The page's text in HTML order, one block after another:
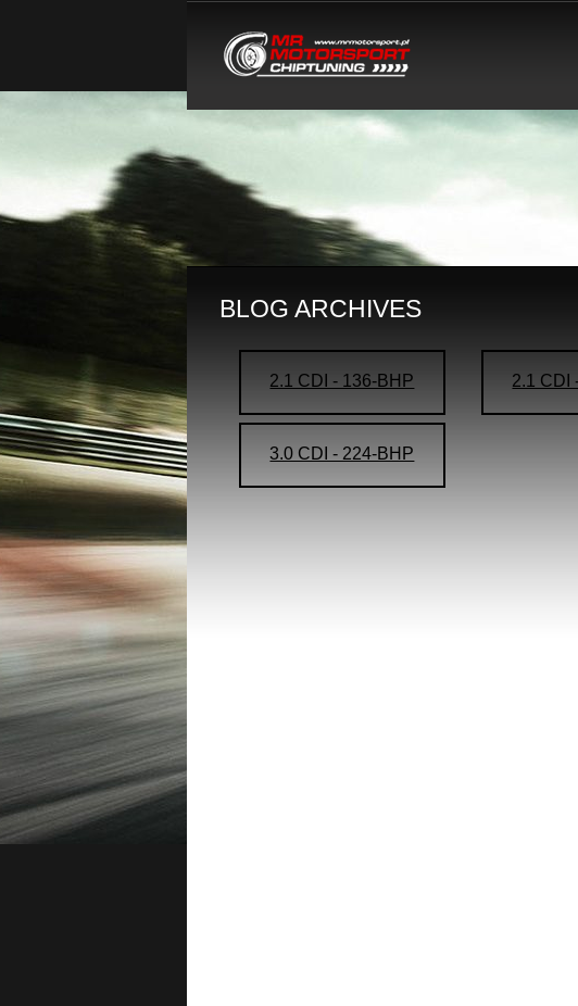
BLOG ARCHIVES
2.1 CDI - 136-BHP 2.1 CDI
3.0 CDI - 224-BHP